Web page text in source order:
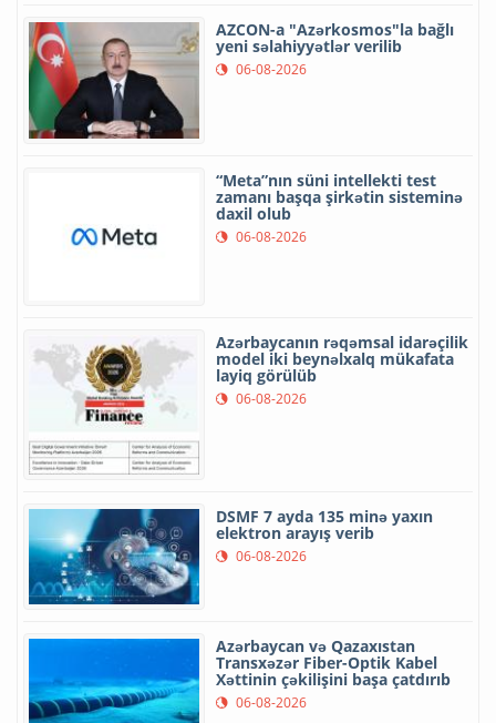
AZCON-a "Azərkosmos"la bağlı
yeni səlahiyyətlər verilib
06-08-2026
“Meta”nın süni intellekti test
zamanı başqa şirkətin sisteminə
daxil olub
06-08-2026
Azərbaycanın rəqəmsal idarəçilik
model iki beynəlxalq mükafata
layiq görülüb
06-08-2026
DSMF 7 ayda 135 minə yaxın
elektron arayış verib
06-08-2026
Azərbaycan və Qazaxıstan
Transxəzər Fiber-Optik Kabel
Xəttinin çəkilişini başa çatdırıb
06-08-2026